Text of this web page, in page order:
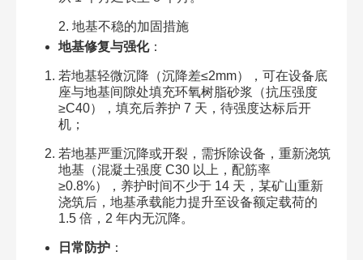
2. 地基不稳的加固措施​
地基修复与强化：​
若地基轻微沉降（沉降差≤2mm），可在设备底
座与地基间隙处填充环氧树脂砂浆（抗压强度
≥C40），填充后养护 7 天，待强度达标后开
机；​
若地基严重沉降或开裂，需拆除设备，重新浇筑
地基（混凝土强度 C30 以上，配筋率
≥0.8%），养护时间不少于 14 天，某矿山重新
浇筑后，地基承载能力提升至设备额定载荷的
1.5 倍，2 年内无沉降。​
日常防护：​